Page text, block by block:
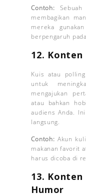
Contoh:
membagikan
mereka
berpengaruh
12. Konten
Kuis atau
untuk
mengajukan
atau bahkan
audiens Anda.
langsung.
Contoh: Akun
makanan favorit
harus dicoba di
13. Konten
Humor